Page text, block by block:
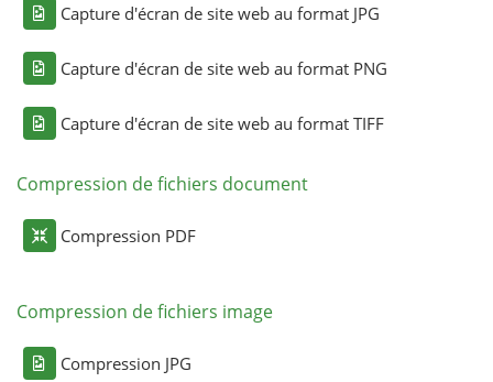
Capture d'écran de site web au format JPG
Capture d'écran de site web au format PNG
Capture d'écran de site web au format TIFF
Compression de fichiers document
Compression PDF
Compression de fichiers image
Compression JPG